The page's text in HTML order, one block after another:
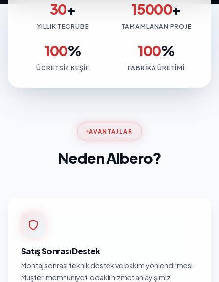
30+
YILLIK TECRÜBE
15000+
TAMAMLANAN PROJE
100%
ÜCRETSIZ KEŞIF
100%
FABRIKA ÜRETIMI
AVANTAJLAR
Neden Albero?
Satış Sonrası Destek
Montaj sonrası teknik destek ve bakım yönlendirmesi.
Müşteri memnuniyeti odaklı hizmet anlayışımız.